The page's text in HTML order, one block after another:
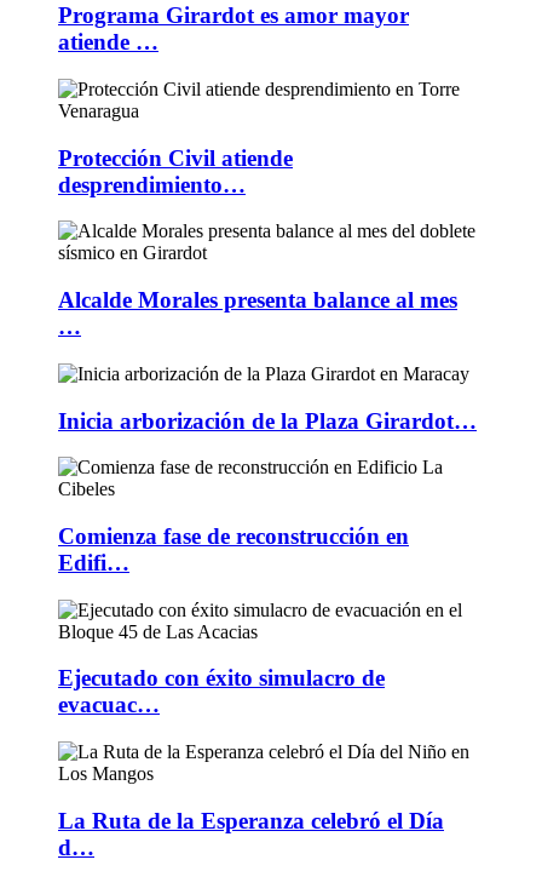
Programa Girardot es amor mayor
atiende …
Protección Civil atiende
desprendimiento…
Alcalde Morales presenta balance al mes
…
Inicia arborización de la Plaza Girardot…
Comienza fase de reconstrucción en
Edifi…
Ejecutado con éxito simulacro de
evacuac…
La Ruta de la Esperanza celebró el Día
d…